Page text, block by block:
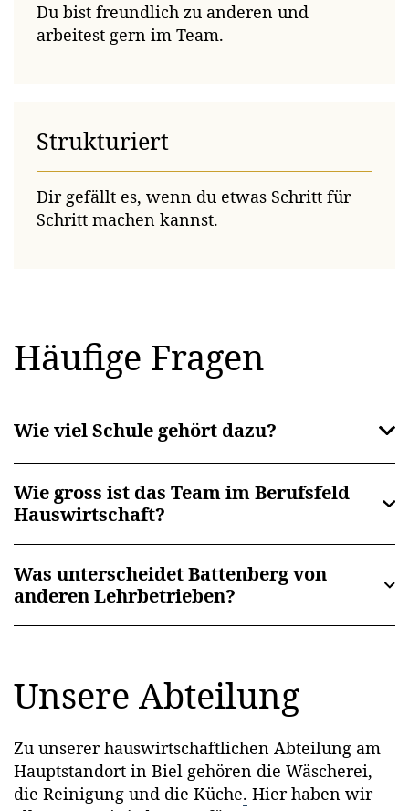
Du bist freundlich zu anderen und
arbeitest gern im Team.
Strukturiert
Dir gefällt es, wenn du etwas Schritt für
Schritt machen kannst.
Häufige Fragen
Wie viel Schule gehört dazu?
Wie gross ist das Team im Berufsfeld
Hauswirtschaft?
Was unterscheidet Battenberg von
anderen Lehrbetrieben?
Unsere Abteilung
Zu unserer hauswirtschaftlichen Abteilung am
Hauptstandort in Biel gehören die Wäscherei,
die Reinigung und die Küche. Hier haben wir